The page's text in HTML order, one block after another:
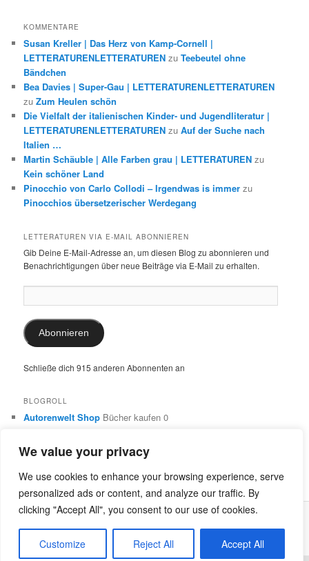
We value your privacy
We use cookies to enhance your browsing experience, serve
personalized ads or content, and analyze our traffic. By
clicking "Accept All", you consent to our use of cookies.
Customize Reject All Accept All
KOMMENTARE
Susan Kreller | Das Herz von Kamp-Cornell |
LETTERATURENLETTERATUREN zuTeebeutel ohne
Bändchen
Bea Davies | Super-Gau | LETTERATURENLETTERATUREN
zuZum Heulen schön
Die Vielfalt der italienischen Kinder- und Jugendliteratur |
LETTERATURENLETTERATUREN zuAuf der Suche nach
Italien …
Martin Schäuble | Alle Farben grau | LETTERATUREN zu
Kein schöner Land
Pinocchio von Carlo Collodi – Irgendwas is immer zu
Pinocchios übersetzerischer Werdegang
LETTERATUREN VIA E-MAIL ABONNIEREN
Gib Deine E-Mail-Adresse an, um diesen Blog zu abonnieren und
Benachrichtigungen über neue Beiträge via E-Mail zu erhalten.
Mail-
Adresse:
Abonnieren
Schließe dich 915 anderen Abonnenten an
BLOGROLL
Autorenwelt Shop Bücher kaufen 0
0
Dr. Ulrike Schimming
Übersetzungen aus dem Italienischen
und Englischen 0
Stolz präsentiert von WordPress